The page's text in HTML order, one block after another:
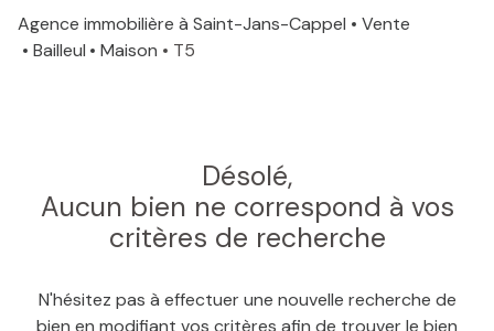
VENTES
MES
ALERTE
MAIL
Agence immobilière à Saint-Jans-Cappel
Vente
Bailleul
Maison T5
Désolé,
Aucun bien ne correspond à vos
critères de recherche
N'hésitez pas à effectuer une nouvelle recherche de
bien en modifiant vos critères afin de trouver le bien